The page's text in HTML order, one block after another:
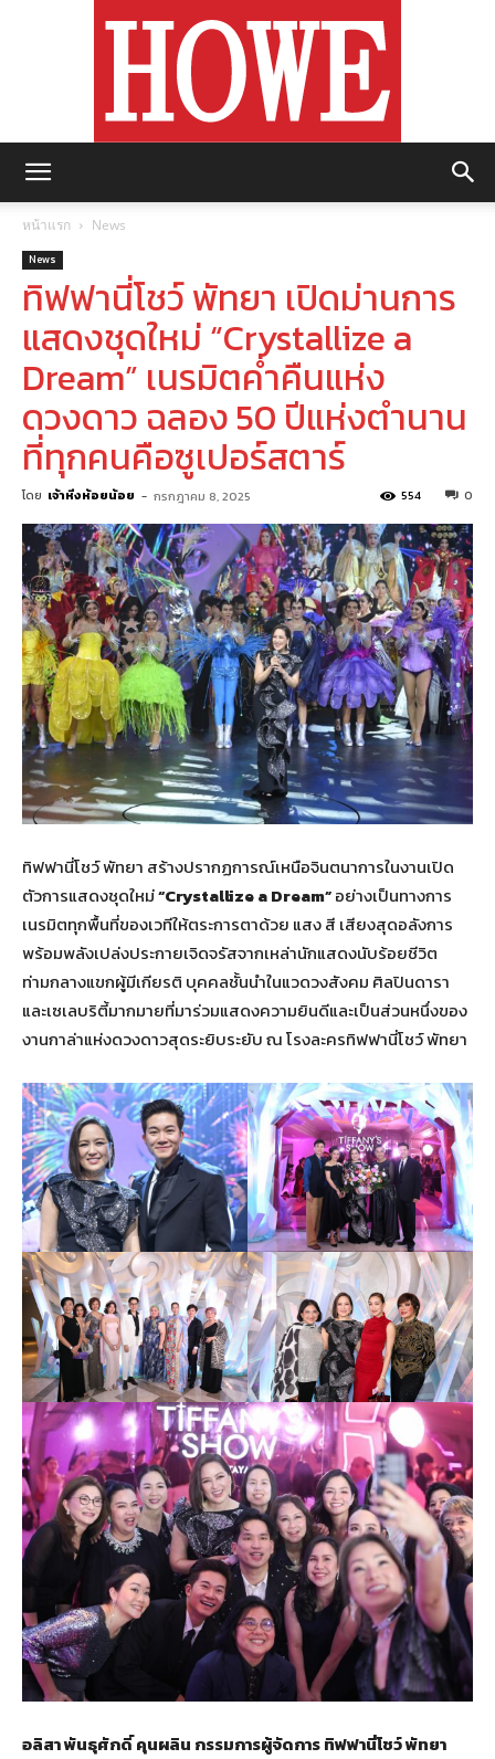
หน้าแรก News
News
ทิฟฟานี่โชว์ พัทยา เปิดม่านการ
แสดงชุดใหม่ “Crystallize a
Dream” เนรมิตค่ำคืนแห่ง
ดวงดาว ฉลอง 50 ปีแห่งตำนาน
ที่ทุกคนคือซูเปอร์สตาร์
โดย เจ้าหิ่งห้อยน้อย - กรกฎาคม 8, 2025 0
554
ทิฟฟานี่โชว์ พัทยา สร้างปรากฏการณ์เหนือจินตนาการในงานเปิด
ตัวการแสดงชุดใหม่“Crystallize a Dream”อย่างเป็นทางการ
เนรมิตทุกพื้นที่ของเวทีให้ตระการตาด้วย แสง สี เสียงสุดอลังการ
พร้อมพลังเปล่งประกายเจิดจรัสจากเหล่านักแสดงนับร้อยชีวิต
ท่ามกลางแขกผู้มีเกียรติ บุคคลชั้นนำในแวดวงสังคม ศิลปินดารา
และเซเลบริตี้มากมายที่มาร่วมแสดงความยินดีและเป็นส่วนหนึ่งของ
งานกาล่าแห่งดวงดาวสุดระยิบระยับ ณ โรงละครทิฟฟานี่โชว์ พัทยา
อลิสา พันธุศักดิ์ คุนผลิน กรรมการผู้จัดการ ทิฟฟานี่โชว์ พัทยา